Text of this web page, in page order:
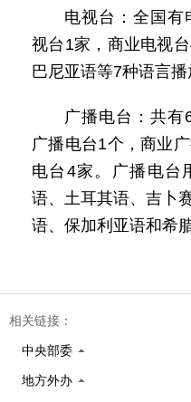
电视台：全国有
视台1家，商业电视
巴尼亚语等7种语言播
广播电台：共有
广播电台1个，商业
电台4家。广播电台
语、土耳其语、吉卜
语、保加利亚语和希
相关链接：
中央部委
地方外办